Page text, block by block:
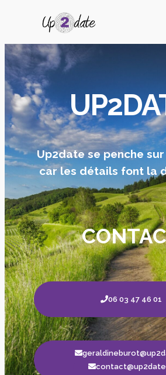
Up2date se penche
car les détails font la
06 03 47 46 01